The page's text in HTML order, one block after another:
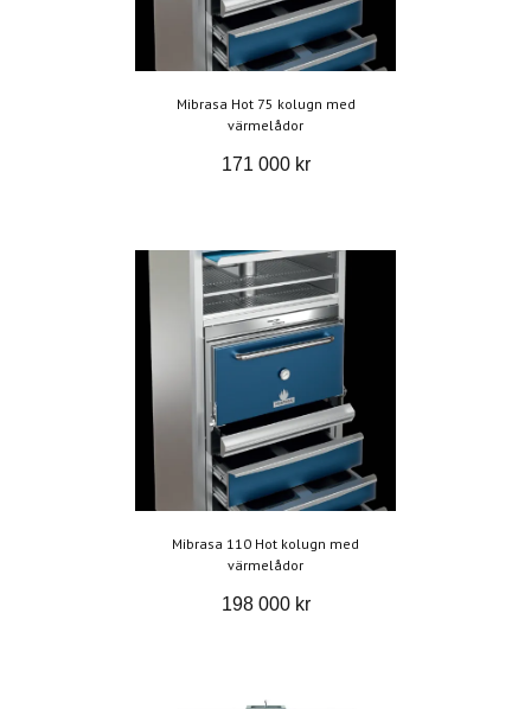
Mibrasa Hot 75 kolugn med
värmelådor
171 000 kr
Mibrasa 110 Hot kolugn med
värmelådor
198 000 kr